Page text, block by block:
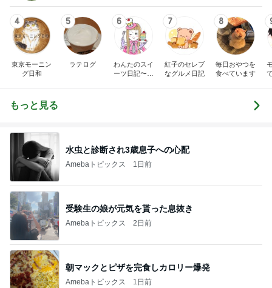
4
東京モーニン
グ日和
5
ラテログ
6
わんたのスイ
ーツ日記〜小
7
紅子のセレブ
なグルメ日記
8
毎日おやつを
食べています
もっと見る
水虫と診断され3歳息子への心配
Amebaトピックス 1日前
受験生の娘が元気を貰った息抜き
Amebaトピックス 2日前
朝マックとピザを完食しカロリー爆発
Amebaトピックス 1日前